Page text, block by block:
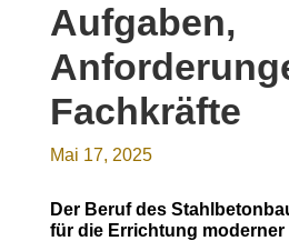
Aufgaben,
Fachkräfte
Mai 17, 2025
Der Beruf des
für die Errichtung moderner